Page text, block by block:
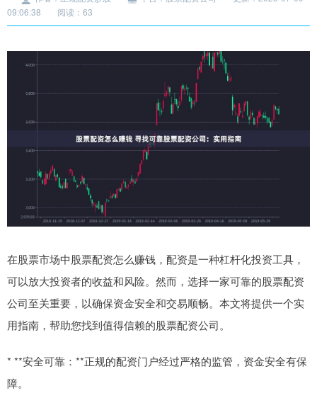
09:06:38
阅读：63
在股票市场中股票配资怎么赚钱，配资是一种杠杆化投资工具，
可以放大投资者的收益和风险。然而，选择一家可靠的股票配资
公司至关重要，以确保资金安全和交易顺畅。本文将提供一个实
用指南，帮助您找到值得信赖的股票配资公司。
* **安全可靠：**正规的配资门户经过严格的监管，资金安全有保
障。